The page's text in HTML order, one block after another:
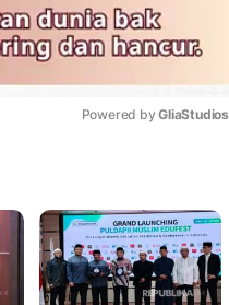
Powered by GliaStudios